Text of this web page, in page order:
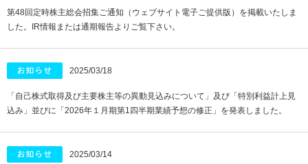
第48回定時株主総会招集ご通知（ウェブサイト電子ご提供版）を掲載いたしま
した。IR情報または通期報告よりご覧下さい。
2025/03/18
「自己株式取得及び主要株主等の異動見込みについて」及び「特別利益計上見
込み」並びに「2026年１月期第1四半期業績予想の修正」を発表しました。
2025/03/14